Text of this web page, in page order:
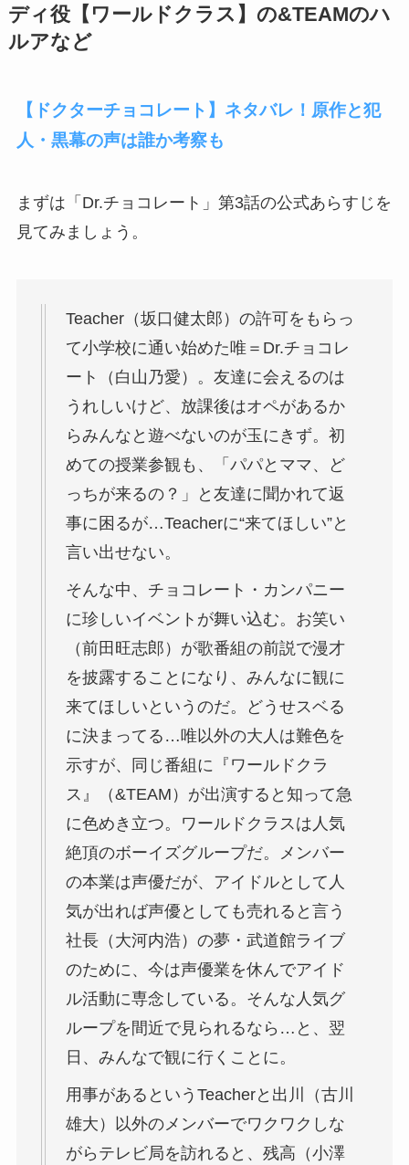
ディ役【ワールドクラス】の&TEAMのハ
ルアなど
【ドクターチョコレート】ネタバレ！原作と犯
人・黒幕の声は誰か考察も
まずは「 Dr.チョコレート 」第3話の公式あらすじを
見てみましょう。
Teacher（坂口健太郎）の許可をもらっ
て小学校に通い始めた唯＝Dr.チョコレ
ート（白山乃愛）。友達に会えるのは
うれしいけど、放課後はオペがあるか
らみんなと遊べないのが玉にきず。初
めての授業参観も、「パパとママ、ど
っちが来るの？」と友達に聞かれて返
事に困るが…Teacherに“来てほしい”と
言い出せない。
そんな中、チョコレート・カンパニー
に珍しいイベントが舞い込む。お笑い
（前田旺志郎）が歌番組の前説で漫才
を披露することになり、みんなに観に
来てほしいというのだ。どうせスベる
に決まってる…唯以外の大人は難色を
示すが、同じ番組に『ワールドクラ
ス』（&TEAM）が出演すると知って急
に色めき立つ。ワールドクラスは人気
絶頂のボーイズグループだ。メンバー
の本業は声優だが、アイドルとして人
気が出れば声優としても売れると言う
社長（大河内浩）の夢・武道館ライブ
のために、今は声優業を休んでアイド
ル活動に専念している。そんな人気グ
ループを間近で見られるなら…と、翌
日、みんなで観に行くことに。
用事があるというTeacherと出川（古川
雄大）以外のメンバーでワクワクしな
がらテレビ局を訪れると、残高（小澤